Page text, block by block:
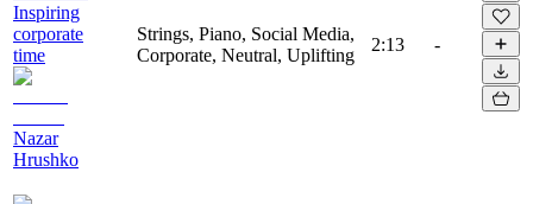
Inspiring
corporate
time
Nazar
Hrushko
Strings, Piano, Social Media,
Corporate, Neutral, Uplifting
2:13 -